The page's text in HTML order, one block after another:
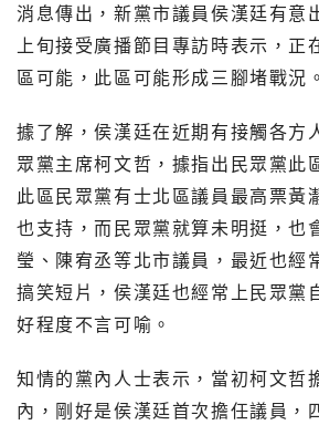
消息傳出，新黨市議員侯漢廷有意
上旬接受廣播節目專訪時表示，正
區可能，此區可能形成三腳堵戰況。
據了解，侯漢廷在近期有接觸各方
眾黨主席柯文哲，據指出民眾黨此
此區民眾黨有士北區議員最高票黃
也支持，而民眾黨就算未明挺，也
瑩、陳宥丞等北市議員，最近也經
搞笑短片，侯漢廷也經常上民眾黨
好程度不言可喻。
知情的黨內人士表示， 當初柯文哲
內，剛好是侯漢廷首次擔任議員，